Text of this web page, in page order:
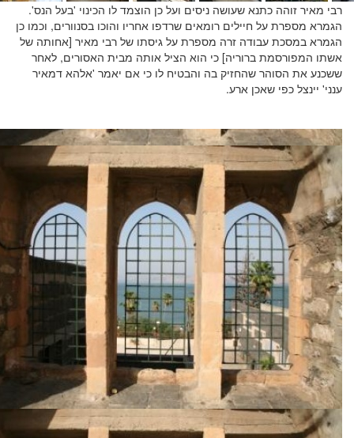
רבי מאיר זוהה כתנא שעושה ניסים ועל כן הוצמד לו הכינוי 'בעל הנס'.
הגמרא מספרת על חיילים רומאים שרדפו אחריו והוכו בסנוורים, וכמו כן
הגמרא במסכת עבודה זרה מספרת על גיסתו של רבי מאיר [אחותה של
אשתו המפורסמת ברוריה] כי הוא הציל אותה מבית האסורים, לאחר
ששכנע את הסוהר שהחזיק בה והבטיח לו כי אם יאמר 'אלהא דמאיר
ענני' יינצל כפי שאכן ארע.